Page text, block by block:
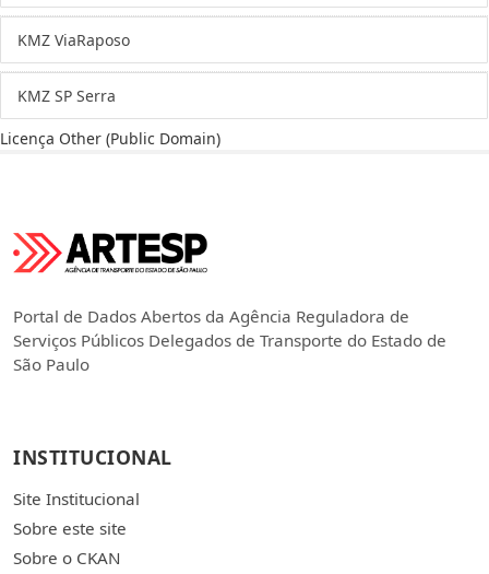
KMZ ViaRaposo
KMZ SP Serra
Licença Other (Public Domain)
Portal de Dados Abertos da Agência Reguladora de
Serviços Públicos Delegados de Transporte do Estado de
São Paulo
INSTITUCIONAL
Site Institucional
Sobre este site
Sobre o CKAN